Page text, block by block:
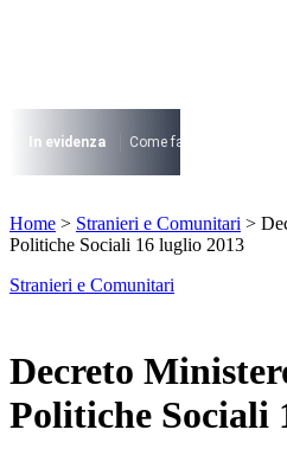
I più cercati
Lorem ipsum dolor sit amet
Lorem ipsum dolor sit amet
In evidenza Come fare per …
Lorem ipsum dolor sit amet
Home > Stranieri e Comunitari >
Politiche Sociali 16 luglio 2013
Stranieri e Comunitari
Decreto
Politiche Sociali